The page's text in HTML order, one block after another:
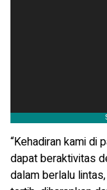
“Kehadiran kami di
dapat beraktivitas
dalam berlalu